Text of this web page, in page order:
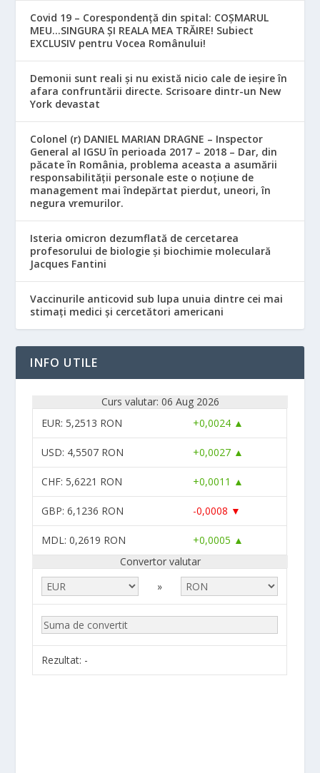
Covid 19 – Corespondență din spital: COȘMARUL
MEU…SINGURA ȘI REALA MEA TRĂIRE! Subiect
EXCLUSIV pentru Vocea Românului!
Demonii sunt reali și nu există nicio cale de ieșire în
afara confruntării directe. Scrisoare dintr-un New
York devastat
Colonel (r) DANIEL MARIAN DRAGNE – Inspector
General al IGSU în perioada 2017 – 2018 – Dar, din
păcate în România, problema aceasta a asumării
responsabilităţii personale este o noţiune de
management mai îndepărtat pierdut, uneori, în
negura vremurilor.
Isteria omicron dezumflată de cercetarea
profesorului de biologie și biochimie moleculară
Jacques Fantini
Vaccinurile anticovid sub lupa unuia dintre cei mai
stimați medici și cercetători americani
INFO UTILE
Curs valutar: 06 Aug 2026
EUR: 5,2513 RON +0,0024 ▲
USD: 4,5507 RON +0,0027 ▲
CHF: 5,6221 RON +0,0011 ▲
GBP: 6,1236 RON -0,0008 ▼
MDL : 0,2619 RON
+0,0005 ▲
Convertor valutar
»
Rezultat: -